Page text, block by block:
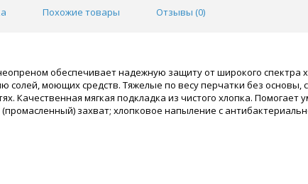
Похожие товары Отзывы (0)
обеспечивает надежную защиту от широкого
солей, моющих средств. Тяжелые по весу перчатки без
Качественная мягкая подкладка из чистого хлопка.
захват; хлопковое напыление с